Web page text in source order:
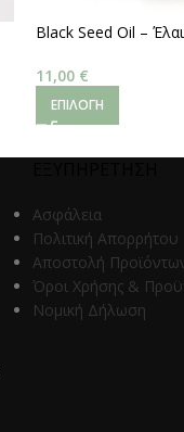
Black Seed Oil –
100ml
11,00 €
ΕΠΙΛΟΓΉ
Ασφάλεια
Πολιτική Απορρήτου
Αποστολή
Όροι Χρήσης &
Νομική Δήλωση